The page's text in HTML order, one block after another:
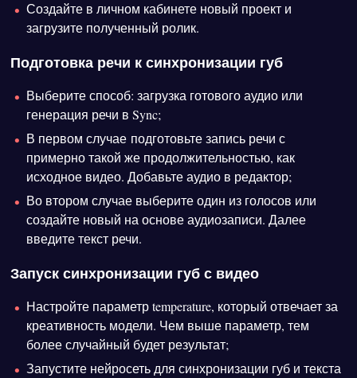
Создайте в личном кабинете новый проект и
загрузите полученный ролик.
Подготовка речи к синхронизации губ
Выберите способ: загрузка готового аудио или
генерация речи в Sync;
В первом случае подготовьте запись речи с
примерно такой же продолжительностью, как
исходное видео. Добавьте аудио в редактор;
Во втором случае выберите один из голосов или
создайте новый на основе аудиозаписи. Далее
введите текст речи.
Запуск синхронизации губ с видео
Настройте параметр temperature, который отвечает за
креативность модели. Чем выше параметр, тем
более случайный будет результат;
Запустите нейросеть для синхронизации губ и текста